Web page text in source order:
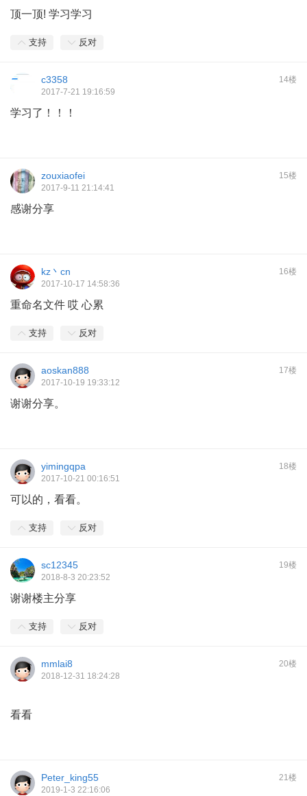
顶一顶! 学习学习
支持 反对
14楼
c3358
2017-7-21 19:16:59
学习了！！！
15楼
zouxiaofei
2017-9-11 21:14:41
感谢分享
16楼
kz丶cn
2017-10-17 14:58:36
重命名文件 哎 心累
支持 反对
17楼
aoskan888
2017-10-19 19:33:12
谢谢分享。
18楼
yimingqpa
2017-10-21 00:16:51
可以的，看看。
支持 反对
19楼
sc12345
2018-8-3 20:23:52
谢谢楼主分享
支持 反对
20楼
mmlai8
2018-12-31 18:24:28
看看
21楼
Peter_king55
2019-1-3 22:16:06